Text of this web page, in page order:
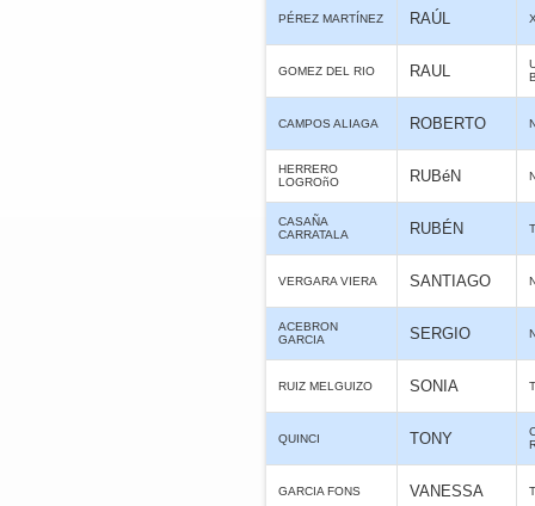
PÉREZ MARTÍNEZ RAÚL
GOMEZ DEL RIO RAUL
CAMPOS ALIAGA ROBERTO
HERRERO
LOGROñO
RUBéN
CASAÑA
CARRATALA
RUBÉN
VERGARA VIERA SANTIAGO
ACEBRON
GARCIA
SERGIO
RUIZ MELGUIZO SONIA
QUINCI TONY
GARCIA FONS VANESSA